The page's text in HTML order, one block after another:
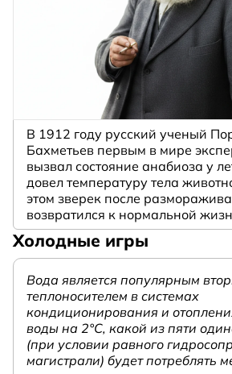
В 1912 году русский ученый
Бахметьев первым в мире
вызвал состояние анабиоза у
довел температуру тела
этом зверек после
возвратился к нормальной
Холодные игры
Вода является популярным
теплоносителем в системах
кондиционирования и
воды на 2°С, какой из пяти
(при условии равного
магистрали) будет потреблять